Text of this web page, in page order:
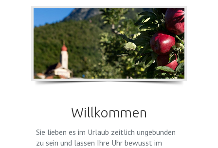
Willkommen
Sie lieben es im Urlaub zeitlich ungebunden
zu sein und lassen Ihre Uhr bewusst im